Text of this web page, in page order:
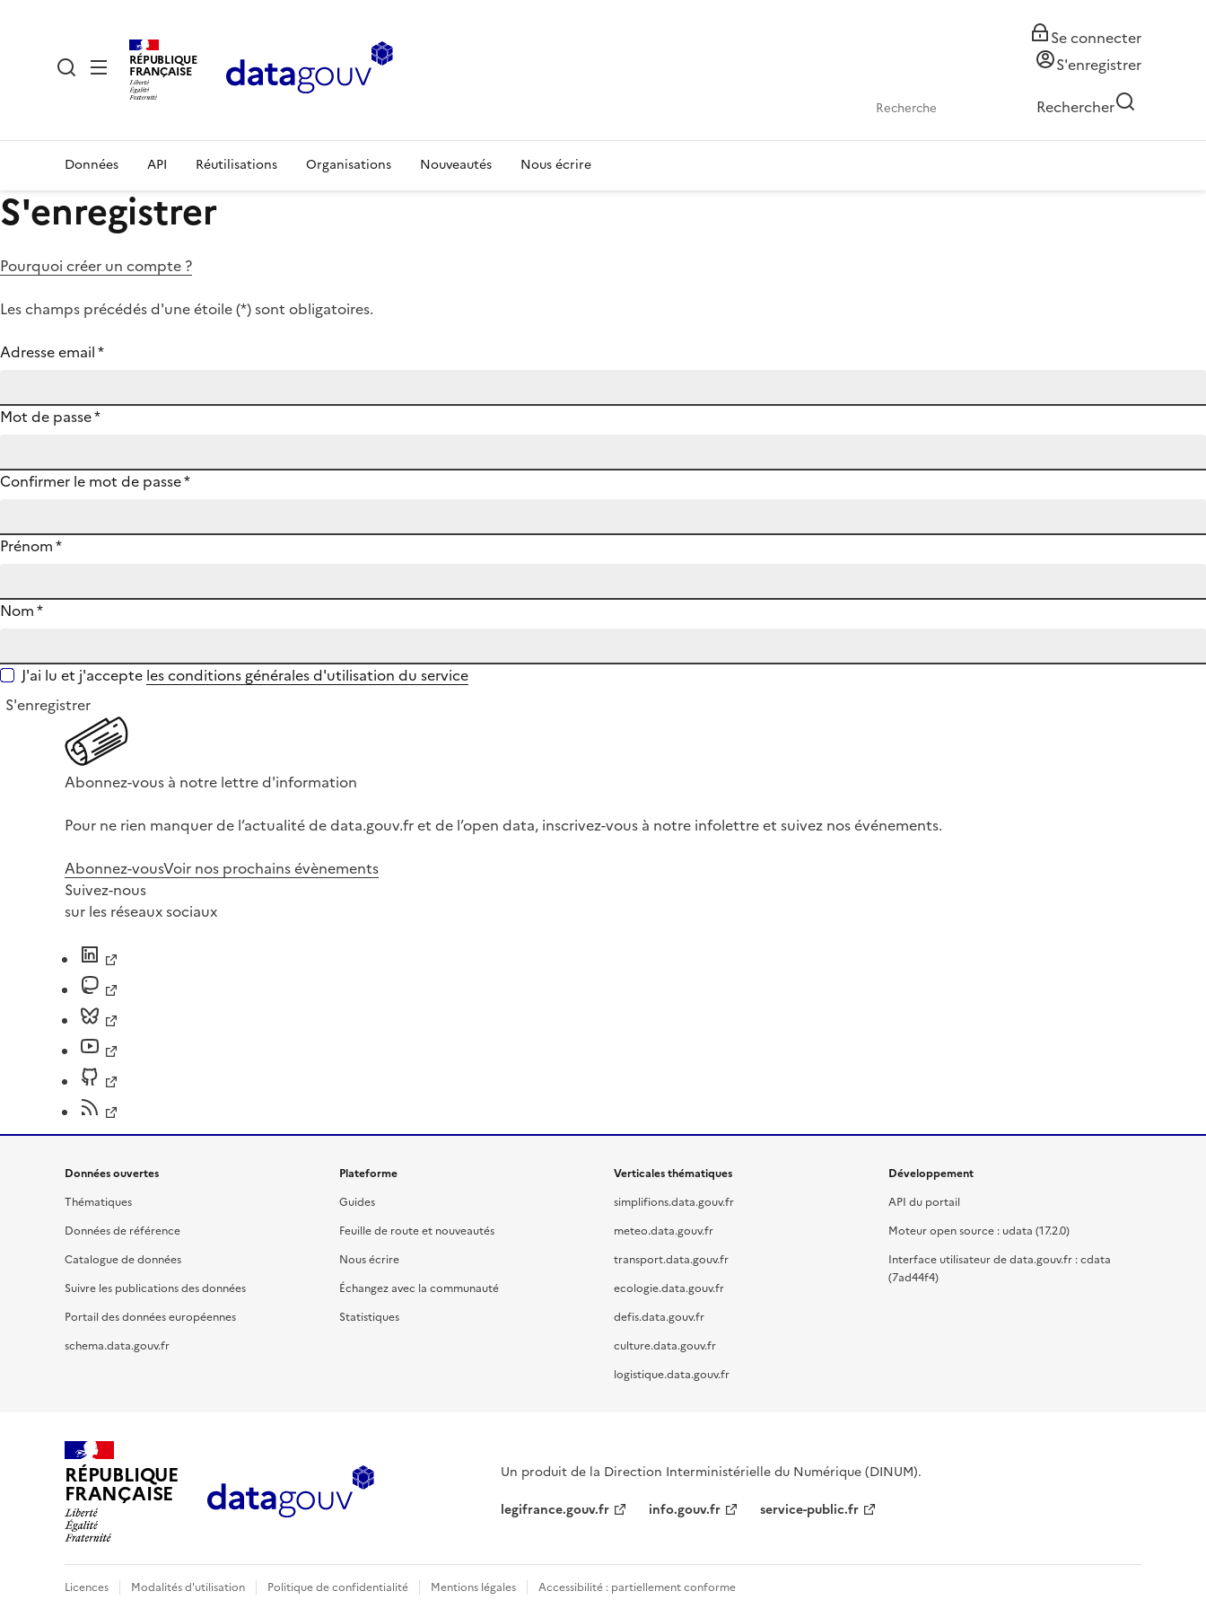
RÉPUBLIQUE
FRANÇAISE
Se connecter
S'enregistrer
Rechercher
Données API Réutilisations Organisations Nouveautés Nous écrire
S'enregistrer
Pourquoi créer un compte ?
Les champs précédés d'une étoile (*) sont obligatoires.
Adresse email*
Mot de passe*
Confirmer le mot de passe*
Prénom*
Nom*
J'ai lu et j'accepte les conditions générales d'utilisation du service
S'enregistrer
Abonnez-vous à notre lettre d'information
Pour ne rien manquer de l’actualité de data.gouv.fr et de l’open data, inscrivez-vous à notre infolettre et suivez nos événements.
Abonnez-vousVoir nos prochains évènements
Suivez-nous
sur les réseaux sociaux
Données ouvertes
Thématiques
Données de référence
Catalogue de données
Suivre les publications des données
Portail des données européennes
schema.data.gouv.fr
Plateforme
Guides
Feuille de route et nouveautés
Nous écrire
Échangez avec la communauté
Statistiques
Verticales thématiques
simplifions.data.gouv.fr
meteo.data.gouv.fr
transport.data.gouv.fr
ecologie.data.gouv.fr
defis.data.gouv.fr
culture.data.gouv.fr
logistique.data.gouv.fr
Développement
API du portail
Moteur open source : udata (17.2.0)
Interface utilisateur de data.gouv.fr : cdata
(7ad44f4)
RÉPUBLIQUE
FRANÇAISE
Un produit de la Direction Interministérielle du Numérique (DINUM).
legifrance.gouv.fr
info.gouv.fr service-public.fr
Licences Modalités d'utilisation Politique de confidentialité Mentions légales Accessibilité : partiellement conforme